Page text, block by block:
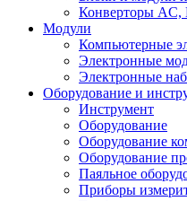
Конверторы AC,
Модули
Компьютерные
Электронные
Электронные
Оборудование и
Инструмент
Оборудование
Оборудование
Оборудование
Паяльное
Приборы